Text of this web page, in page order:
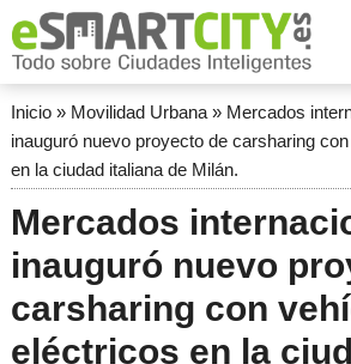
Inicio» Movilidad Urbana» Mercados
inauguró nuevo proyecto de carsharing
en la ciudad italiana de Milán.
Mercados
inauguró nuevo
carsharing con
eléctricos en la